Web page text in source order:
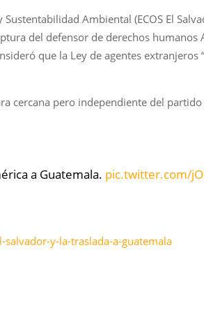
Ambiental (ECOS El
del defensor de derechos
que la Ley de agentes extranjeros
cercana pero independiente del
a Guatemala. pic.twitter.com/
y-la-traslada-a-guatemala